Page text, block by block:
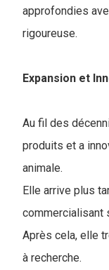
approfondies
rigoureuse.
Expansion et
Au fil des
produits et a
animale.
Elle arrive plus
commercialisant
Après cela, elle
à recherche.